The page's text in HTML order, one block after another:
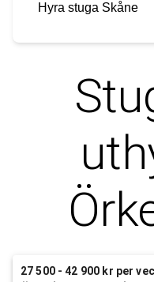
Hyra stuga Skåne
27 500 - 42 900 kr per